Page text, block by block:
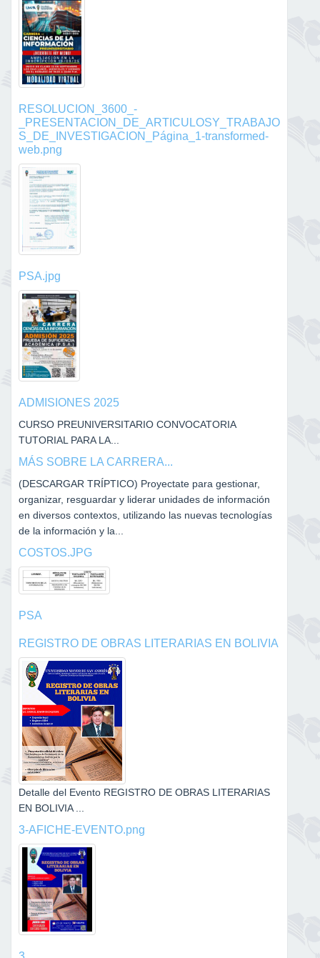
RESOLUCION_3600_-
_PRESENTACION_DE_ARTICULOSY_TRABAJO
S_DE_INVESTIGACION_Página_1-transformed-
web.png
PSA.jpg
ADMISIONES 2025
CURSO PREUNIVERSITARIO CONVOCATORIA
TUTORIAL PARA LA...
MÁS SOBRE LA CARRERA...
(DESCARGAR TRÍPTICO) Proyectate para gestionar,
organizar, resguardar y liderar unidades de información
en diversos contextos, utilizando las nuevas tecnologías
de la información y la...
COSTOS.JPG
PSA
REGISTRO DE OBRAS LITERARIAS EN BOLIVIA
Detalle del Evento REGISTRO DE OBRAS LITERARIAS
EN BOLIVIA ...
3-AFICHE-EVENTO.png